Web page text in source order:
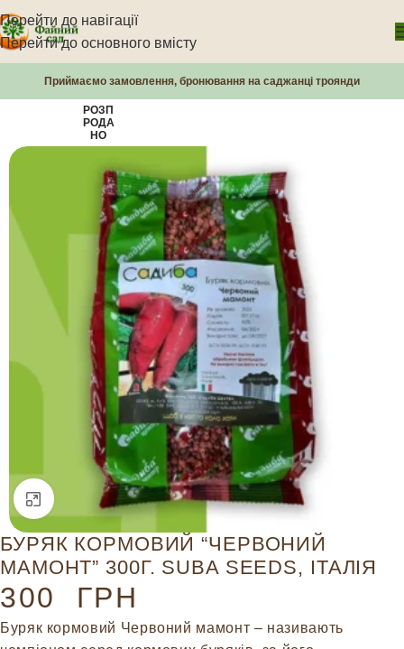
Перейти до навігації
Перейти до основного вмісту
Приймаємо замовлення, бронювання на саджанці троянди
РОЗП
РОДА
НО
Натисніть, щоб збільшити
БУРЯК КОРМОВИЙ “ЧЕРВОНИЙ
МАМОНТ” 300Г. SUBA SEEDS, ІТАЛІЯ
300 ГРН
Буряк кормовий Червоний мамонт – називають